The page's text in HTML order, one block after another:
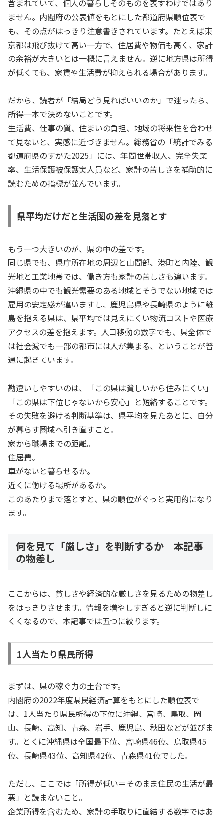
含まれていて、個人の暮らしそのものを表すわけではあり
ません。内閣府の公表値をもとにした都道府県順位表で
も、その点がはっきり注意書きされています。たとえば東
京都は飛び抜けて高い一方で、住居費や物価も高く、家計
の余裕が大きいとは一概に言えません。逆に地方県は所得
が低くても、家賃や生活費が抑えられる場合があります。
だから、読者が「結局どう見ればいいのか」で迷ったら、
所得一本で決めないことです。
生活費、仕事の質、住まいの負担、地域の将来性を合わせ
て見ないと、実感に近づきません。総務省の「統計でみる
都道府県のすがた2025」には、年間世帯収入、完全失業
率、生活保護被保護実人員など、家計の苦しさを補助的に
読むための指標が並んでいます。
県平均だけだと生活圏の差を見落とす
もう一つ大きいのが、県の中の差です。
同じ県でも、県庁所在地の周辺と山間部、港町と内陸、観
光地と工業地帯では、働き方も家計の苦しさも違います。
沖縄県の中でも観光需要のある地域とそうでない地域では
雇用の安定感が違いますし、鹿児島県や長崎県のように離
島を抱える県は、県平均では見えにくい物流コストや医療
アクセスの差を抱えます。人口移動の数字でも、県全体で
は社会減でも一部の都市には人が集まる、ということが普
通に起きています。
勘違いしやすいのは、「この県は貧しいから住みにくい」
「この県は下位じゃないから安心」と短絡することです。
その失敗を避ける判断基準は、県平均を見たあとに、自分
が暮らす圏域へ引き直すこと。
家から職場までの距離。
住居費。
車がないと暮らせるか。
近くに働ける場所があるか。
このあたりまで落とすと、県の順位がぐっと実用的になり
ます。
何を見て「厳しさ」を判断するか｜本記事
の物差し
ここからは、貧しさや経済的な厳しさを見るための物差し
をはっきりさせます。情報を増やしすぎると逆に判断しに
くくなるので、本記事では五つに絞ります。
1人当たり県民所得
まずは、県の稼ぐ力の土台です。
内閣府の2022年度県民経済計算をもとにした順位表で
は、1人当たり県民所得の下位に沖縄、宮崎、鳥取、岡
山、長崎、高知、青森、岩手、鹿児島、秋田などが並びま
す。とくに沖縄県は全国最下位、宮崎県46位、鳥取県45
位、長崎県43位、高知県42位、青森県41位でした。
ただし、ここでは「所得が低い＝そのまま住民の生活が最
悪」と読まないこと。
企業所得を含むため、家計の手取りに直結する数字ではあ